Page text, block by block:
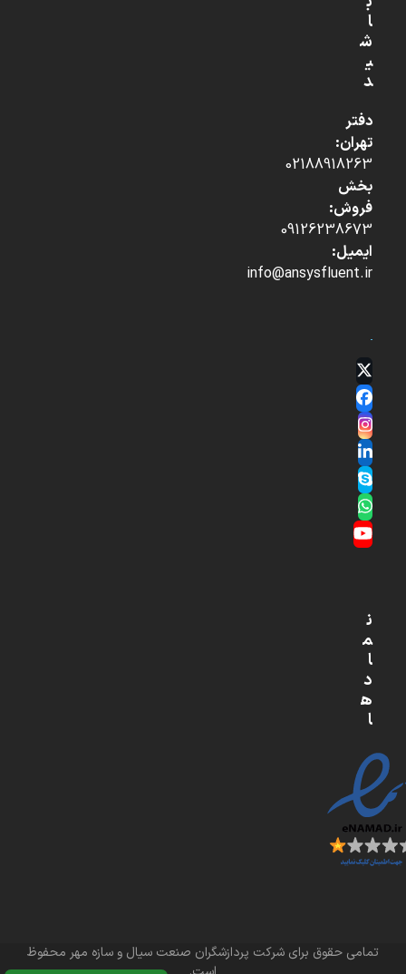
ا
ش
ی
د
دفتر
تهران:
02188918263
بخش
فروش:
09126238673
ایمیل:
info@ansysfluent.ir
Twitter
(deprecated)
Facebook
Instagram
LinkedIn
Skype
Whatsapp
YouTube
ن
م
ا
د
ه
ا
تمامی حقوق برای شرکت پردازشگران صنعت سیال و سازه مهر محفوظ